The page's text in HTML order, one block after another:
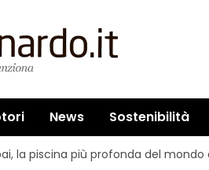
News Sostenibilità
la piscina più profonda del